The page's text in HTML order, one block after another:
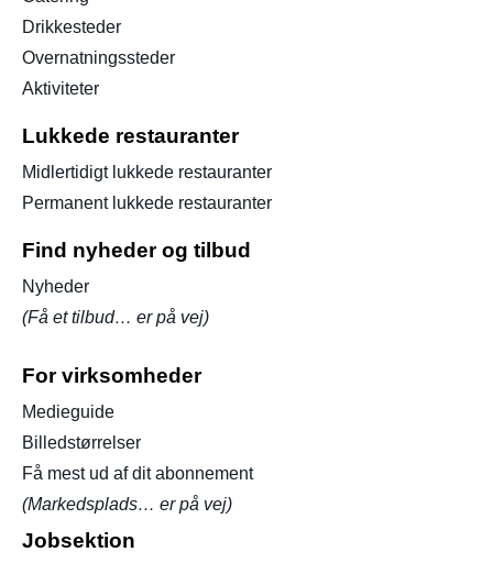
Drikkesteder
Overnatningssteder
Aktiviteter
Lukkede restauranter
Midlertidigt lukkede restauranter
Permanent lukkede restauranter
Find nyheder og tilbud
Nyheder
(Få et tilbud… er på vej)
For virksomheder
Medieguide
Billedstørrelser
Få mest ud af dit abonnement
(Markedsplads… er på vej)
Jobsektion